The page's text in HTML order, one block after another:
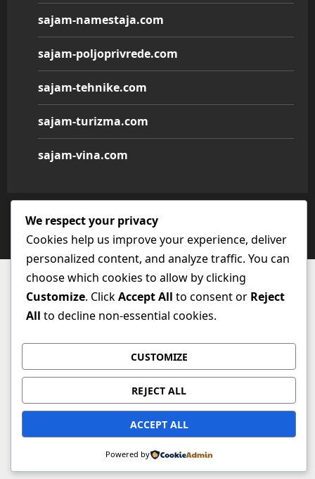
sajam-namestaja.com
sajam-poljoprivrede.com
sajam-tehnike.com
sajam-turizma.com
sajam-vina.com
Copyright © All rights reserved.
themes.
We respect your privacy
Cookies help us improve your experience, deliver
personalized content, and analyze traffic. You can
choose which cookies to allow by clicking
Customize. ClickAccept All to consent or Reject
All to decline non-essential cookies.
CUSTOMIZE
REJECT ALL
ACCEPT ALL
Powered by